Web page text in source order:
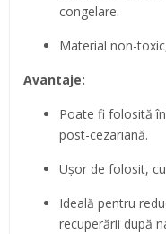
congelare.
Material non-
Avantaje:
Poate fi folosită
post-cezariană.
Ușor de folosit,
Ideală pentru
recuperării după